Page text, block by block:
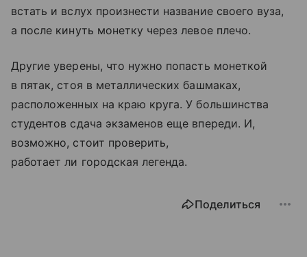
встать и вслух произнести название своего вуза,
а после кинуть монетку через левое плечо.
Другие уверены, что нужно попасть монеткой
в пятак, стоя в металлических башмаках,
расположенных на краю круга. У большинства
студентов сдача экзаменов еще впереди. И,
возможно, стоит проверить,
работает ли городская легенда.
Поделиться